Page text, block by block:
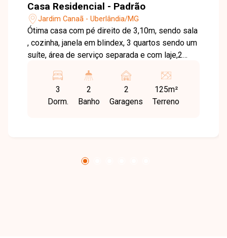
Casa Residencial - Padrão
Jardim Canaã - Uberlândia/MG
Ótima casa com pé direito de 3,10m, sendo sala
, cozinha, janela em blindex, 3 quartos sendo um
suíte, área de serviço separada e com laje,2
banheiro social, 2 vagas de garagem e
concertina.
3
Dorm.
2
Banho
2
Garagens
125m²
Terreno